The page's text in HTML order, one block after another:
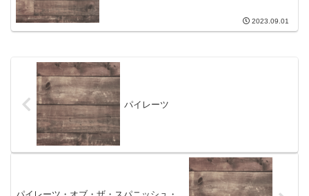
2023.09.01
パイレーツ